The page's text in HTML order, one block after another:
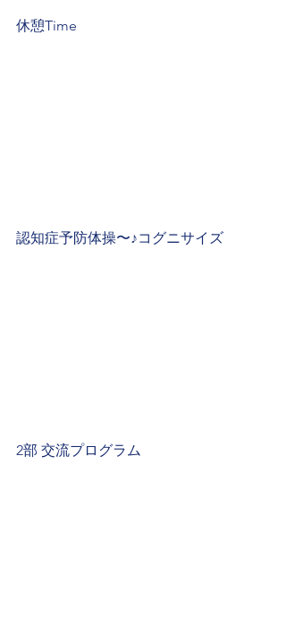
休憩Time
認知症予防体操〜♪コグニサイズ
2部 交流プログラム